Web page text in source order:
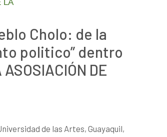
Cholo: de la
politico” dentro
DE
de las Artes, Guayaquil,